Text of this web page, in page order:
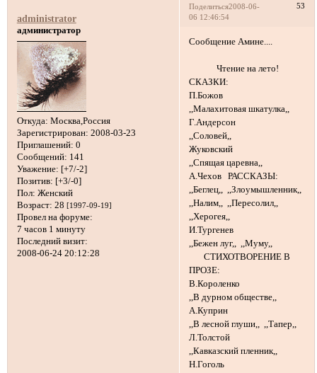
Поделиться 53
2008-06-
06 12:46:54
administrator
администратор
Откуда: Москва,Россия
Зарегистрирован: 2008-03-23
Приглашений: 0
Сообщений: 141
Уважение: [+7/-2]
Позитив: [+3/-0]
Пол: Женский
Возраст: 28 [1997-09-19]
Провел на форуме:
7 часов 1 минуту
Последний визит:
2008-06-24 20:12:28
Сообщение Амине....
Чтение на лето!
СКАЗКИ:
П.Божов
,,Малахитовая шкатулка,,
Г.Андерсон
,,Соловей,,
Жуковский
,,Спящая царевна,,
А.Чехов РАССКАЗЫ:
,,Беглец,, ,,Злоумышленник,,
,,Налим,, ,,Пересолил,,
,,Херогея,,
И.Тургенев
,,Бежен луг,, ,,Муму,,
СТИХОТВОРЕНИЕ В
ПРОЗЕ:
В.Короленко
,,В дурном обществе,,
А.Куприн
,,В лесной глуши,, ,,Тапер,,
Л.Толстой
,,Кавказский пленник,,
Н.Гоголь